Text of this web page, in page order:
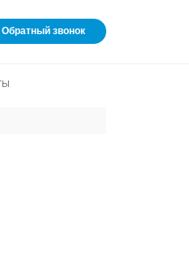
Обратный звонок